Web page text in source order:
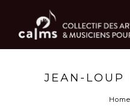
JEAN-LOUP
Home